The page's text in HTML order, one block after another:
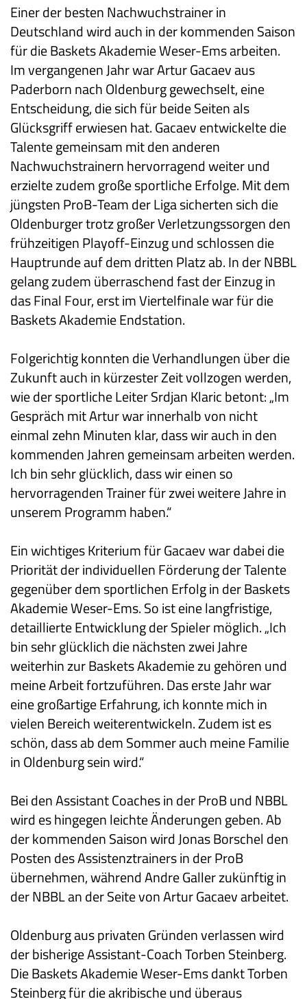
Einer der besten Nachwuchstrainer in
Deutschland wird auch in der kommenden Saison
für die Baskets Akademie Weser-Ems arbeiten.
Im vergangenen Jahr war Artur Gacaev aus
Paderborn nach Oldenburg gewechselt, eine
Entscheidung, die sich für beide Seiten als
Glücksgriff erwiesen hat. Gacaev entwickelte die
Talente gemeinsam mit den anderen
Nachwuchstrainern hervorragend weiter und
erzielte zudem große sportliche Erfolge. Mit dem
jüngsten ProB-Team der Liga sicherten sich die
Oldenburger trotz großer Verletzungssorgen den
frühzeitigen Playoff-Einzug und schlossen die
Hauptrunde auf dem dritten Platz ab. In der NBBL
gelang zudem überraschend fast der Einzug in
das Final Four, erst im Viertelfinale war für die
Baskets Akademie Endstation.
Folgerichtig konnten die Verhandlungen über die
Zukunft auch in kürzester Zeit vollzogen werden,
wie der sportliche Leiter Srdjan Klaric betont: „Im
Gespräch mit Artur war innerhalb von nicht
einmal zehn Minuten klar, dass wir auch in den
kommenden Jahren gemeinsam arbeiten werden.
Ich bin sehr glücklich, dass wir einen so
hervorragenden Trainer für zwei weitere Jahre in
unserem Programm haben.“
Ein wichtiges Kriterium für Gacaev war dabei die
Priorität der individuellen Förderung der Talente
gegenüber dem sportlichen Erfolg in der Baskets
Akademie Weser-Ems. So ist eine langfristige,
detaillierte Entwicklung der Spieler möglich. „Ich
bin sehr glücklich die nächsten zwei Jahre
weiterhin zur Baskets Akademie zu gehören und
meine Arbeit fortzuführen. Das erste Jahr war
eine großartige Erfahrung, ich konnte mich in
vielen Bereich weiterentwickeln. Zudem ist es
schön, dass ab dem Sommer auch meine Familie
in Oldenburg sein wird.“
Bei den Assistant Coaches in der ProB und NBBL
wird es hingegen leichte Änderungen geben. Ab
der kommenden Saison wird Jonas Borschel den
Posten des Assistenztrainers in der ProB
übernehmen, während Andre Galler zukünftig in
der NBBL an der Seite von Artur Gacaev arbeitet.
Oldenburg aus privaten Gründen verlassen wird
der bisherige Assistant-Coach Torben Steinberg.
Die Baskets Akademie Weser-Ems dankt Torben
Steinberg für die akribische und überaus